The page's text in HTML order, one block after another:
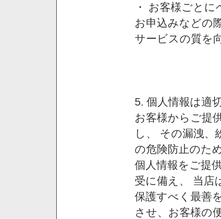
・ お客様ごと
お申込みなどの
サービスの質を
5. 個人情報は適
お客様からご提
し、 その漏洩、
の危険防止のた
個人情報をご提
受に備え、 当店
保護すべく最善
させ、お客様の